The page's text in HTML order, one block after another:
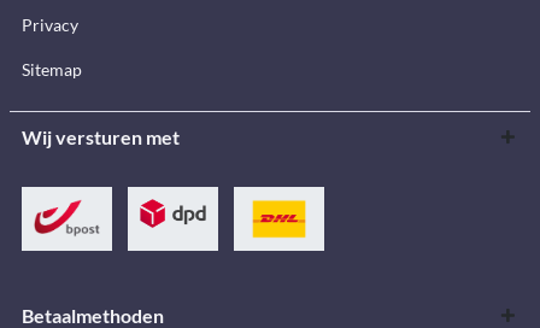
Privacy
Sitemap
Wij versturen met
Betaalmethoden